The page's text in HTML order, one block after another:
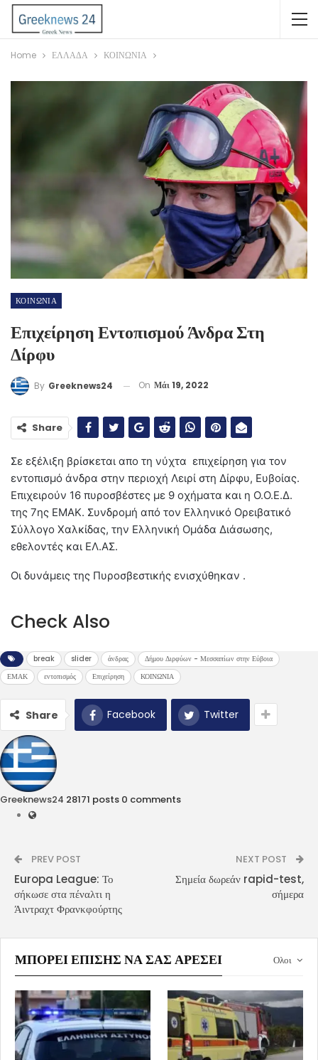
Home ΕΛΛΑΔΑ ΚΟΙΝΩΝΙΑ
ΚΟΙΝΩΝΙΑ
Επιχείρηση Εντοπισμού Άνδρα Στη
Δίρφυ
By Greeknews24 On Μάι 19, 2022
Share
Σε εξέλιξη βρίσκεται απο τη νύχτα επιχείρηση για τον
εντοπισμό άνδρα στην περιοχή Λειρί στη Δίρφυ, Ευβοίας.
Επιχειρούν 16 πυροσβέστες με 9 οχήματα και η Ο.Ο.Ε.Δ.
της 7ης ΕΜΑΚ. Συνδρομή από τον Ελληνικό Ορειβατικό
Σύλλογο Χαλκίδας, την Ελληνική Ομάδα Διάσωσης,
εθελοντές και ΕΛ.ΑΣ.
Οι δυνάμεις της Πυροσβεστικής ενισχύθηκαν .
Check Also
break slider άνδρας
Δήμου Διρφύων - Μεσσαπίων στην Εύβοια
ΕΜΑΚ
εντοπισμός Επιχείρηση ΚΟΙΝΩΝΙΑ
Share Facebook Twitter
Greeknews24 28171 posts 0 comments
PREV POST
Europa League: Το
σήκωσε στα πέναλτι η
Άιντραχτ Φρανκφούρτης
NEXT POST
Σημεία δωρεάν rapid-test,
σήμερα
Ολοι
ΜΠΟΡΕΊ ΕΠΊΣΗΣ ΝΑ ΣΑΣ ΑΡΈΣΕΙ